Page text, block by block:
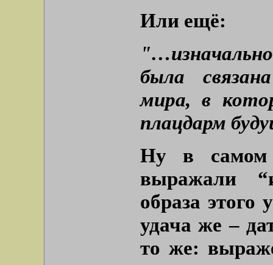
Или ещё:
была
мира, в
плацдарм
Ну в самом
выражали
образа этого
удача же –
то же: